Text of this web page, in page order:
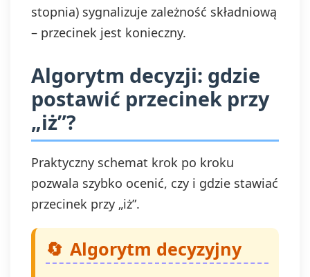
stopnia) sygnalizuje zależność składniową
– przecinek jest konieczny.
Algorytm decyzji: gdzie
postawić przecinek przy
„iż”?
Praktyczny schemat krok po kroku
pozwala szybko ocenić, czy i gdzie stawiać
przecinek przy „iż”.
Algorytm decyzyjny